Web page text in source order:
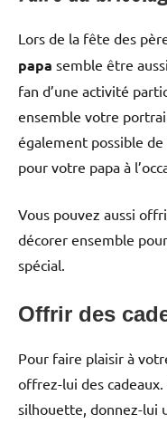
Lors de la fête des
papa semble être
fan d’une activité
ensemble votre
également possible
pour votre papa à
Vous pouvez aussi
décorer ensemble
spécial.
Offrir des
Pour faire plaisir à
offrez-lui des
silhouette, donnez-lui